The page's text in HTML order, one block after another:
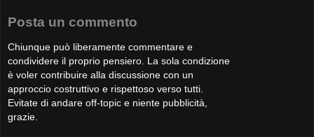
Posta un commento
Chiunque può liberamente commentare e
condividere il proprio pensiero. La sola condizione
è voler contribuire alla discussione con un
approccio costruttivo e rispettoso verso tutti.
Evitate di andare off-topic e niente pubblicità,
grazie.